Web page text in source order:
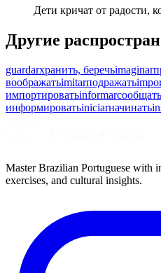
Дети кричат от радости,
Другие
guardarхранить, беречьimaginar
воображатьimitarподражать
импортироватьinformar
информироватьiniciarначинать
Master Brazilian Portuguese with
exercises, and cultural insights.